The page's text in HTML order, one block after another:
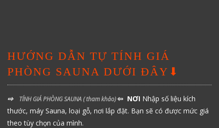
HƯỚNG DẪN TỰ TÍNH GIÁ
PHÒNG SAUNA DƯỚI ĐÂY⬇
⇨ TÍNH GIÁ PHÒNG SAUNA( tham khảo)⇦ NƠI Nhập số liệu kích
thước, máy Sauna, loại gỗ, nơi lắp đặt. Bạn sẽ có được mức giá
theo tùy chọn của mình.